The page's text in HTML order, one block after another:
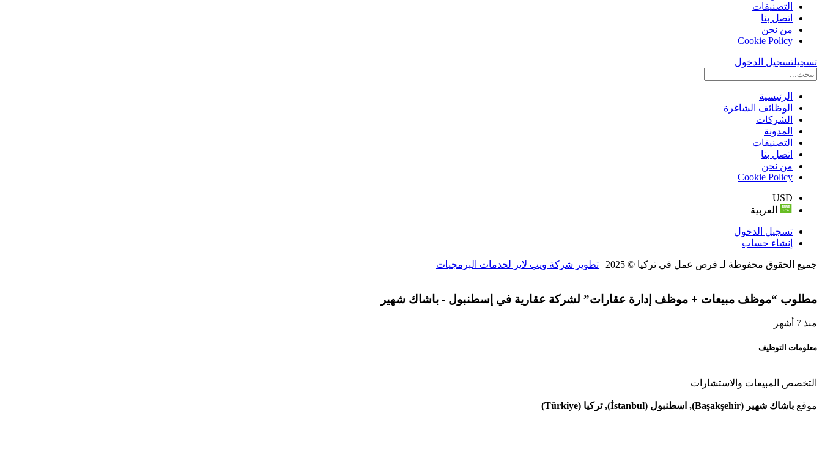
التصنيفات
اتصل بنا
من نحن
Cookie Policy
تسجيلتسجيل الدخول
الرئيسية
الوظائف الشاغرة
الشركات
المدونة
التصنيفات
اتصل بنا
من نحن
Cookie Policy
USD
العربية
تسجيل الدخول
إنشاء حساب
جميع الحقوق محفوظة لـ فرص عمل في تركيا © 2025 | تطوير شركة ويب لاير لخدمات البرمجيات
مطلوب “موظف مبيعات + موظف إدارة عقارات” لشركة عقارية في إسطنبول - باشاك شهير
منذ 7 أشهر
معلومات التوظيف
التخصص المبيعات والاستشارات
موقع باشاك شهير (Başakşehir), اسطنبول (İstanbul), تركيا (Türkiye)